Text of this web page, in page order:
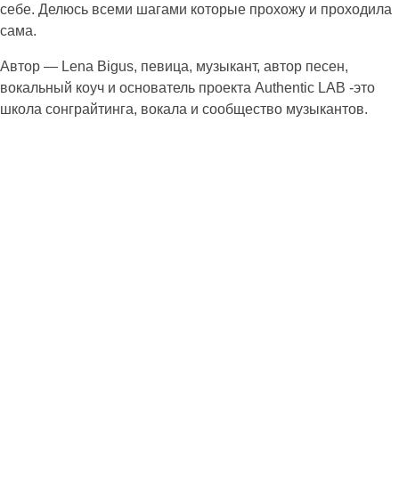
себе. Делюсь всеми шагами которые прохожу и проходила
сама.
Автор — Lena Bigus, певица, музыкант, автор песен,
вокальный коуч и основатель проекта Authentic LAB -это
школа сонграйтинга, вокала и сообщество музыкантов.